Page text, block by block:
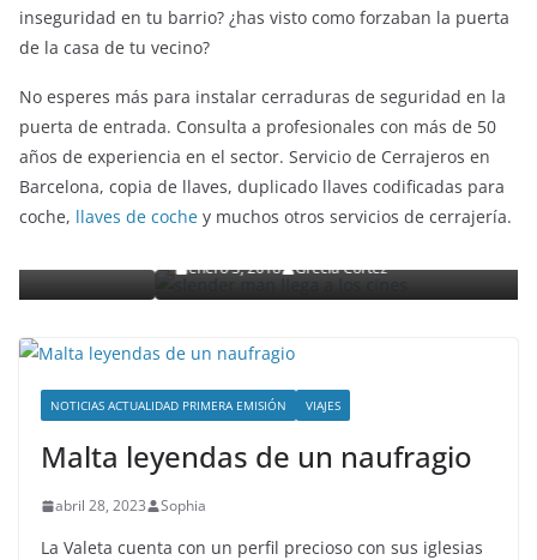
inseguridad en tu barrio? ¿has visto como forzaban la puerta
de la casa de tu vecino?
No esperes más para instalar cerraduras de seguridad en la
puerta de entrada. Consulta a profesionales con más de 50
años de experiencia en el sector. Servicio de Cerrajeros en
Barcelona, copia de llaves, duplicado llaves codificadas para
coche, llaves de coche y muchos otros servicios de cerrajería.
ENTRETENIMIENTO Y CURIOSIDADES LIBROS CINE Y TV
Slender Man llega al cine y te mostramos todos
detalles
enero 3, 2018 Grecia Cortez
NOTICIAS ACTUALIDAD PRIMERA EMISIÓN VIAJES
Malta leyendas de un naufragio
abril 28, 2023 Sophia
La Valeta cuenta con un perfil precioso con sus iglesias